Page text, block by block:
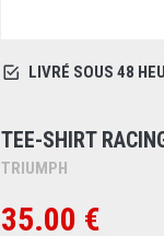
LIVRÉ SOUS 48
TEE-SHIRT
TRIUMPH
35.00 €